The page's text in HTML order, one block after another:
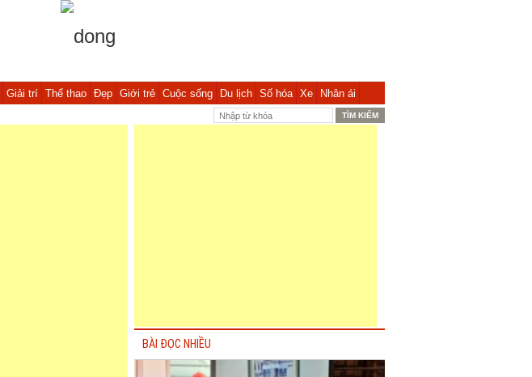
Giải trí Thể thao Đẹp Giới trẻ Cuộc sống Du lịch Số hóa Xe Nhân ái
BÀI ĐỌC NHIỀU